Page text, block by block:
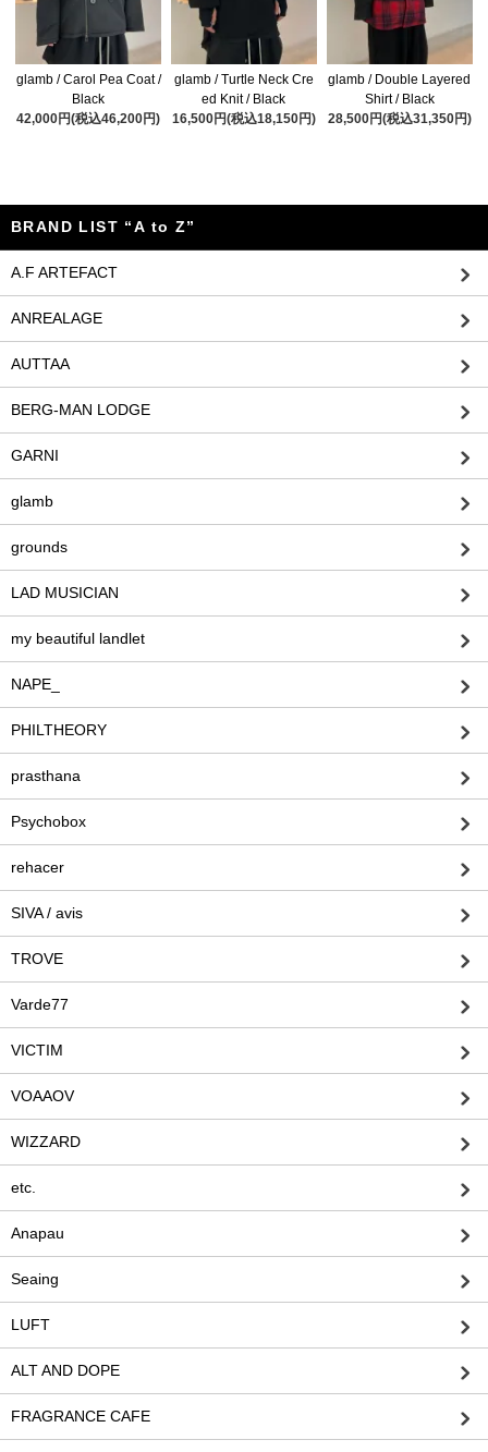
glamb / Carol Pea Coat /
Black
42,000円(税込46,200円)
glamb / Turtle Neck Cre
ed Knit / Black
16,500円(税込18,150円)
glamb / Double Layered
Shirt / Black
28,500円(税込31,350円)
BRAND LIST “A to Z”
A.F ARTEFACT
ANREALAGE
AUTTAA
BERG-MAN LODGE
GARNI
glamb
grounds
LAD MUSICIAN
my beautiful landlet
NAPE_
PHILTHEORY
prasthana
Psychobox
rehacer
SIVA / avis
TROVE
Varde77
VICTIM
VOAAOV
WIZZARD
etc.
Anapau
Seaing
LUFT
ALT AND DOPE
FRAGRANCE CAFE